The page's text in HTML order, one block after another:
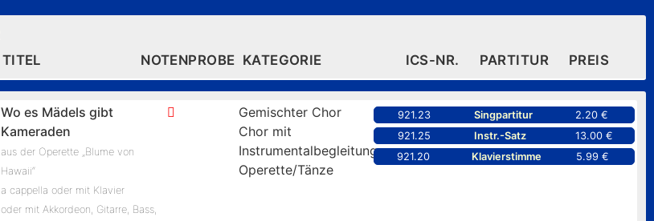
TITEL NOTENPROBE KATEGORIE ICS-NR. PARTITUR PREIS
Wo es Mädels gibt
Kameraden
aus der Operette „Blume von
Hawaii“
a cappella oder mit Klavier
oder mit Akkordeon, Gitarre, Bass,
Gemischter Chor
Chor mit
Instrumentalbegleitung
Operette/Tänze
921.23 Singpartitur
2.20 €
921.25
Instr.-Satz
13.00 €
921.20
Klavierstimme 5.99 €